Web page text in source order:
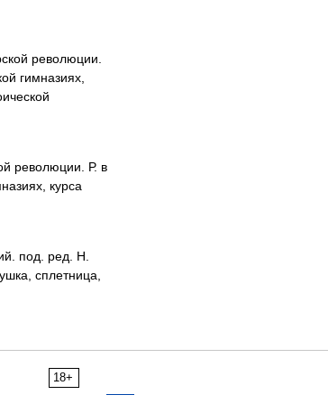
революции.
гимназиях,
революции. Р. в
курса
под. ред. Н.
сплетница,
18+